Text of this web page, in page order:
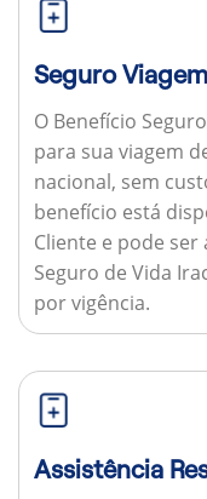
Seguro
O Benefício
para sua viagem
nacional, sem
benefício está
Cliente e pode
Seguro de Vida
por vigência.
Assistência